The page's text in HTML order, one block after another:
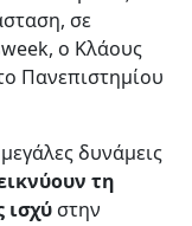
σε
ο Κλάους
Πανεπιστημίου
δυνάμεις
τη
ισχύ στην